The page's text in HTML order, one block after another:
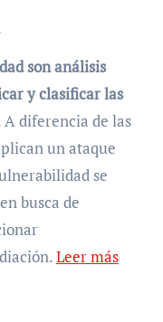
son análisis
y clasificar las
A diferencia de las
un ataque
se
busca de
Leer más